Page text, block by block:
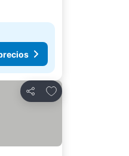
Compartir
Agregar a favoritos